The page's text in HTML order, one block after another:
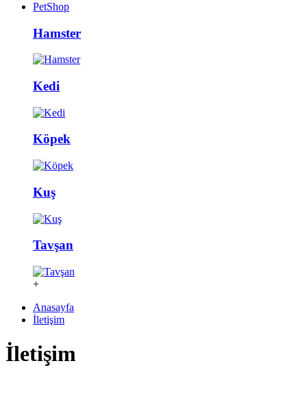
PetShop
Hamster
Kedi
Köpek
Kuş
Tavşan
+
Anasayfa
İletişim
İletişim